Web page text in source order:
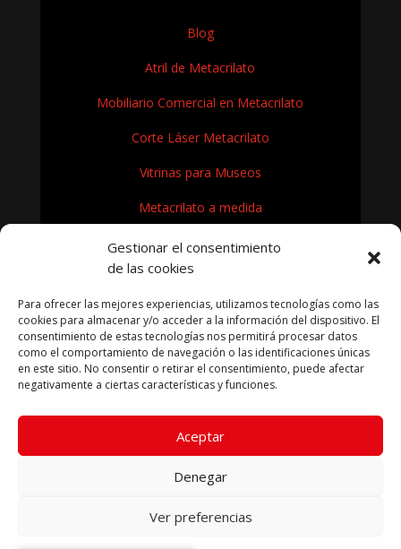
Gestionar el consentimiento
de las cookies
Para ofrecer las mejores experiencias, utilizamos tecnologías como las
cookies para almacenar y/o acceder a la información del dispositivo. El
consentimiento de estas tecnologías nos permitirá procesar datos
como el comportamiento de navegación o las identificaciones únicas
en este sitio. No consentir o retirar el consentimiento, puede afectar
negativamente a ciertas características y funciones.
Aceptar
Denegar
Ver preferencias
Blog
Atril de Metacrilato
Mobiliario Comercial en Metacrilato
Corte Láser Metacrilato
Vitrinas para Museos
Metacrilato a medida
Rótulos en Metacrilato
Expositores de metacrilato para museos
¿Cómo se fabrica el metacrilato?
KRYFIL METACRILATO SL 2026
Política de privacidad